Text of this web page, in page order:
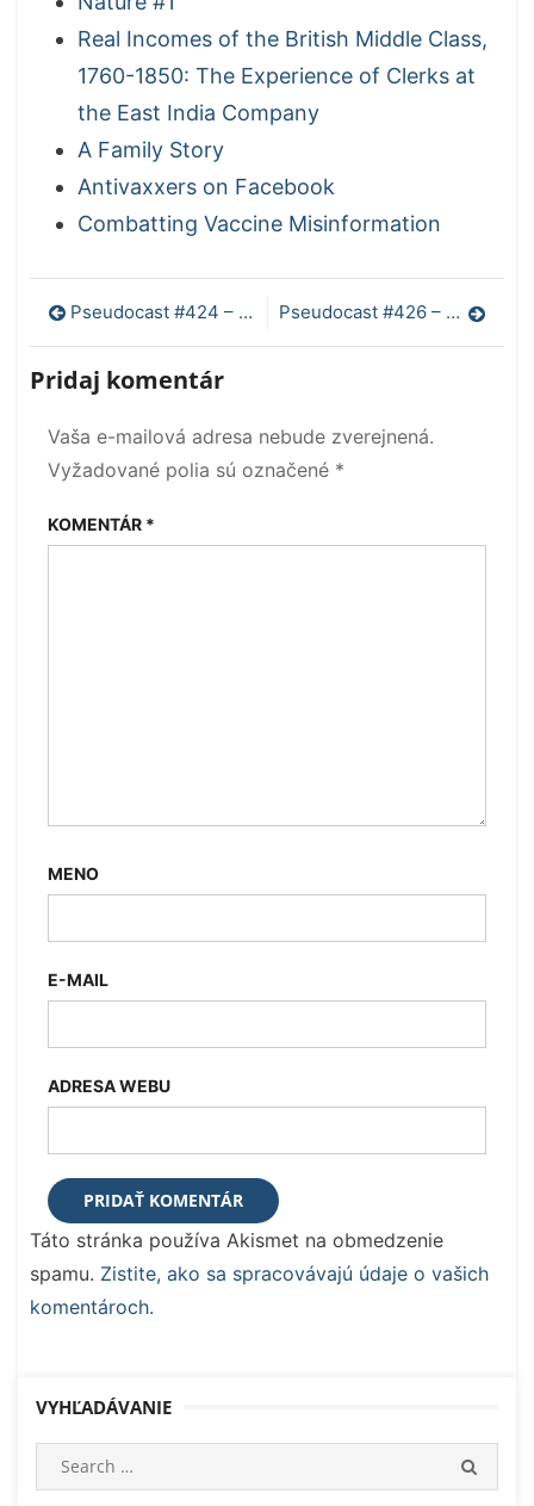
Real Incomes of the British Middle Class,
1760-1850: The Experience of Clerks at
the East India Company
A Family Story
Antivaxxers on Facebook
Combatting Vaccine Misinformation
Navigácia
v
článku
Pseudocast #424 – Cigaretové filtre, kedy podvádzame viac, med a zuby Pseudocast #426 – Ultrazvuk v tehotenstve, umelá fotosyntéza, voda v záchode
Pridaj komentár
Vaša e-mailová adresa nebude zverejnená.
Vyžadované polia sú označené *
KOMENTÁR *
MENO
E-MAIL
ADRESA WEBU
Táto stránka používa Akismet na obmedzenie
spamu. Zistite, ako sa spracovávajú údaje o vašich
komentároch.
VYHĽADÁVANIE